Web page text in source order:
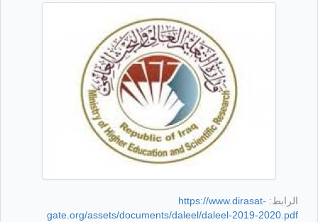
الرابط: https://www.dirasat-
gate.org/assets/documents/daleel/daleel-2019-2020.pdf